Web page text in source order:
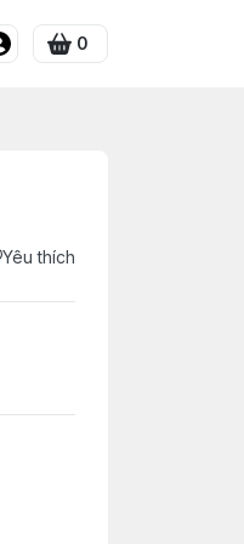
0
Yêu thích